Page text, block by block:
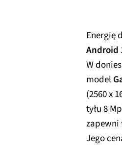
Energię
Android
W
model
(2560 x
tyłu 8
zapewni
Jego